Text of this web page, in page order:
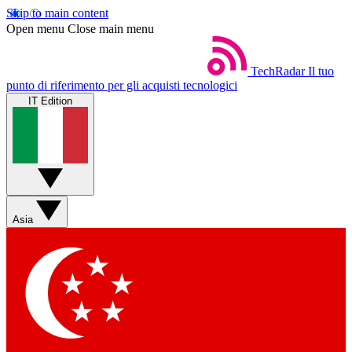
Skip to main content
Open menu Close main menu
TechRadar Il tuo
punto di riferimento per gli acquisti tecnologici
IT Edition
Asia